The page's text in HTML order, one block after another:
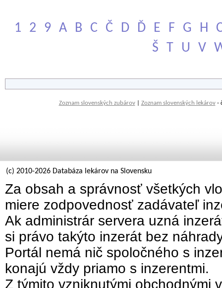
1 2 9 A B C Č D Ď E F G H
Š
T U V
Zoznam slovenských zubárov| Zoznam slovenských lekárov-
(c) 2010-2026 Databáza lekárov na Slovensku
Za obsah a správnosť všetkých
miere zodpovednosť zadávateľ
Ak administrár servera uzná
si právo takýto inzerát bez
Portál nemá nič spoločného s
konajú vždy priamo s inzerentmi.
Z týmito vzniknutými obchodnými